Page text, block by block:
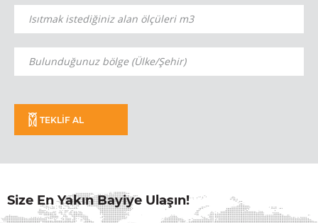
TEKLİF AL
Size En Yakın Bayiye Ulaşın!